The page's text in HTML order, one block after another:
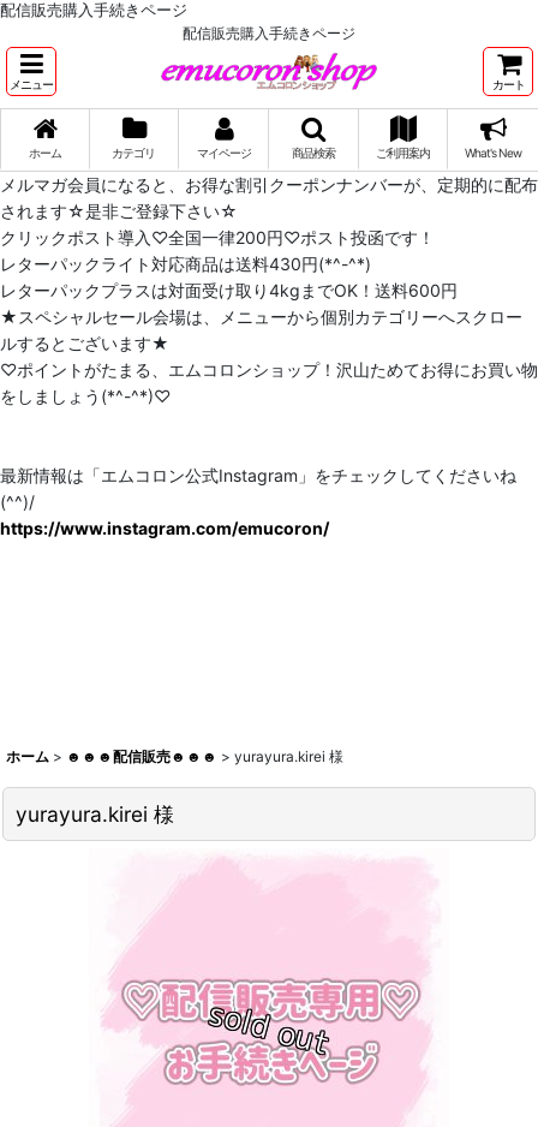
配信販売購入手続きページ
配信販売購入手続きページ
メニュー カート
ホーム カテゴリ マイページ 商品検索 ご利用案内 What's New
メルマガ会員になると、お得な割引クーポンナンバーが、定期的に配布
されます☆是非ご登録下さい☆
クリックポスト導入♡全国一律200円♡ポスト投函です！
レターパックライト対応商品は送料430円(*^-^*)
レターパックプラスは対面受け取り4kgまでOK！送料600円
★スペシャルセール会場は、メニューから個別カテゴリーへスクロー
ルするとございます★
♡ポイントがたまる、エムコロンショップ！沢山ためてお得にお買い物
をしましょう(*^-^*)♡
最新情報は「エムコロン公式Instagram」をチェックしてくださいね
(^^)/
https://www.instagram.com/emucoron/
ホーム > ☻☻☻配信販売☻☻☻ > yurayura.kirei 様
yurayura.kirei 様